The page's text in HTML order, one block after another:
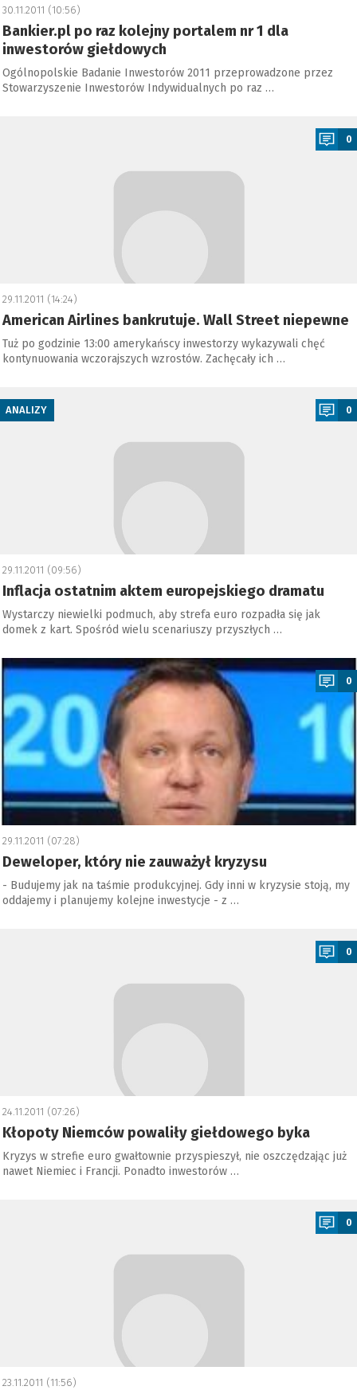
30.11.2011 (10:56)
Bankier.pl po raz kolejny portalem nr 1 dla
inwestorów giełdowych
Ogólnopolskie Badanie Inwestorów 2011 przeprowadzone przez
Stowarzyszenie Inwestorów Indywidualnych po raz …
0
29.11.2011 (14:24)
American Airlines bankrutuje. Wall Street niepewne
Tuż po godzinie 13:00 amerykańscy inwestorzy wykazywali chęć
kontynuowania wczorajszych wzrostów. Zachęcały ich …
ANALIZY 0
29.11.2011 (09:56)
Inflacja ostatnim aktem europejskiego dramatu
Wystarczy niewielki podmuch, aby strefa euro rozpadła się jak
domek z kart. Spośród wielu scenariuszy przyszłych …
0
29.11.2011 (07:28)
Deweloper, który nie zauważył kryzysu
- Budujemy jak na taśmie produkcyjnej. Gdy inni w kryzysie stoją, my
oddajemy i planujemy kolejne inwestycje - z …
0
24.11.2011 (07:26)
Kłopoty Niemców powaliły giełdowego byka
Kryzys w strefie euro gwałtownie przyspieszył, nie oszczędzając już
nawet Niemiec i Francji. Ponadto inwestorów …
0
23.11.2011 (11:56)